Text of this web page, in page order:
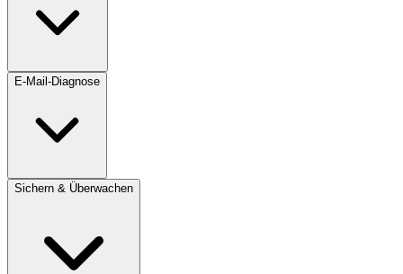
E-Mail-Diagnose
Sichern & Überwachen